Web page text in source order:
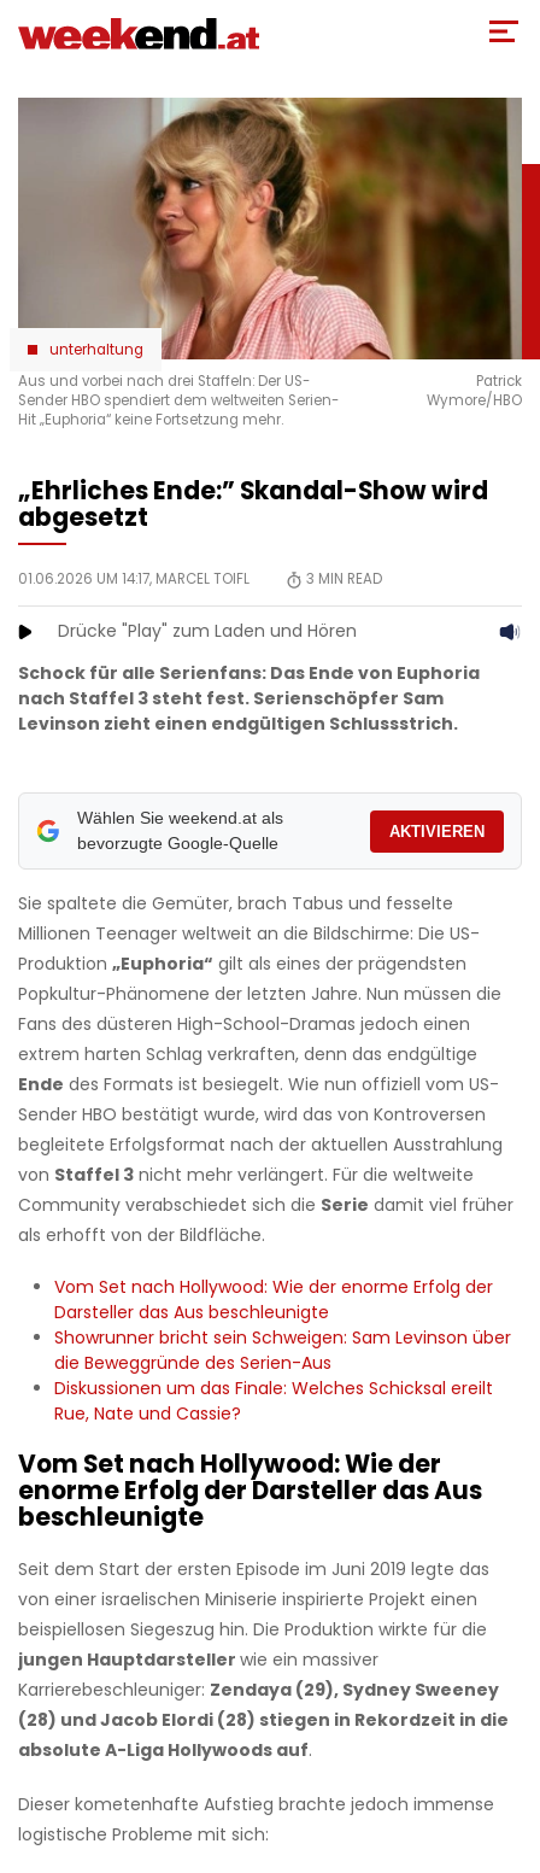
zum
unterhaltung
Aus und vorbei nach drei Staffeln: Der US-
Sender HBO spendiert dem weltweiten Serien-
Hit „Euphoria“ keine Fortsetzung mehr.
Patrick
Wymore/HBO
„Ehrliches Ende:” Skandal-Show wird
abgesetzt
01.06.2026 UM 14:17, MARCEL TOIFL 3 MIN READ
Drücke "Play" zum Laden und Hören
Schock für alle Serienfans: Das Ende von Euphoria
nach Staffel 3 steht fest. Serienschöpfer Sam
Levinson zieht einen endgültigen Schlussstrich.
Wählen Sie weekend.at als
bevorzugte Google-Quelle
AKTIVIEREN
Sie spaltete die Gemüter, brach Tabus und fesselte
Millionen Teenager weltweit an die Bildschirme: Die US-
Produktion „Euphoria“ gilt als eines der prägendsten
Popkultur-Phänomene der letzten Jahre. Nun müssen die
Fans des düsteren High-School-Dramas jedoch einen
extrem harten Schlag verkraften, denn das endgültige
Ende des Formats ist besiegelt. Wie nun offiziell vom US-
Sender HBO bestätigt wurde, wird das von Kontroversen
begleitete Erfolgsformat nach der aktuellen Ausstrahlung
von Staffel 3 nicht mehr verlängert. Für die weltweite
Community verabschiedet sich die Serie damit viel früher
als erhofft von der Bildfläche.
Vom Set nach Hollywood: Wie der enorme Erfolg der
Darsteller das Aus beschleunigte
Showrunner bricht sein Schweigen: Sam Levinson über
die Beweggründe des Serien-Aus
Diskussionen um das Finale: Welches Schicksal ereilt
Rue, Nate und Cassie?
Vom Set nach Hollywood: Wie der
enorme Erfolg der Darsteller das Aus
beschleunigte
Seit dem Start der ersten Episode im Juni 2019 legte das
von einer israelischen Miniserie inspirierte Projekt einen
beispiellosen Siegeszug hin. Die Produktion wirkte für die
jungen Hauptdarsteller wie ein massiver
Karrierebeschleuniger: Zendaya (29), Sydney Sweeney
(28) und Jacob Elordi (28) stiegen in Rekordzeit in die
absolute A-Liga Hollywoods auf.
Dieser kometenhafte Aufstieg brachte jedoch immense
logistische Probleme mit sich: